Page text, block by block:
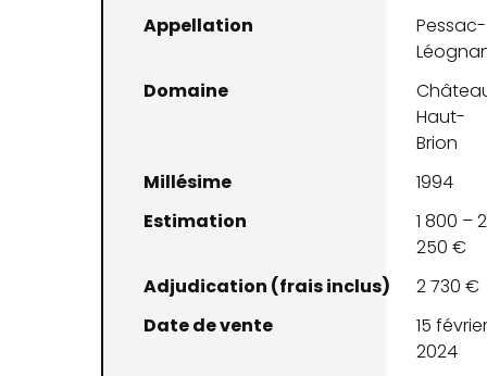
Appellation
Pessac-
Domaine
Haut-
Brion
Millésime
1994
Estimation
1 800 – 2
250 €
Adjudication (frais inclus)
2 730 €
Date de vente
15
2024